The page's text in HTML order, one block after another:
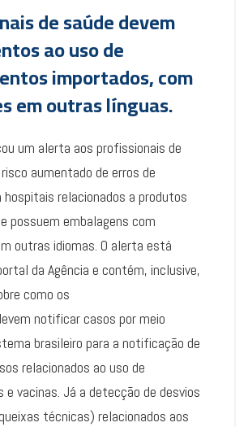
de saúde devem
ao uso de
importados, com
em outras línguas.
um alerta aos profissionais de
aumentado de erros de
hospitais relacionados a produtos
possuem embalagens com
outras idiomas. O alerta está
da Agência e contém, inclusive,
como os
notificar casos por meio
brasileiro para a notificação de
relacionados ao uso de
e vacinas. Já a detecção de desvios
técnicas) relacionados aos